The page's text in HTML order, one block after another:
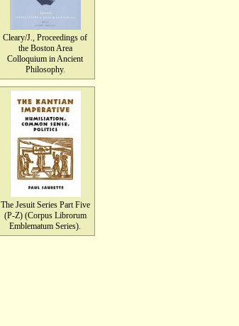
Cleary/J., Proceedings of
the Boston Area
Colloquium in Ancient
Philosophy.
The Jesuit Series Part Five
(P-Z) (Corpus Librorum
Emblematum Series).